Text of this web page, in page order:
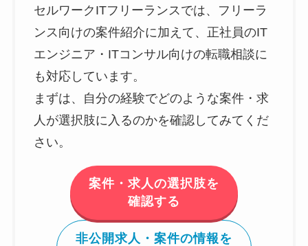
セルワークITフリーランスでは、フリーラ
ンス向けの案件紹介に加えて、正社員のIT
エンジニア・ITコンサル向けの転職相談に
も対応しています。
まずは、自分の経験でどのような案件・求
人が選択肢に入るのかを確認してみてくだ
さい。
案件・求人の選択肢を
確認する
非公開求人・案件の情報を